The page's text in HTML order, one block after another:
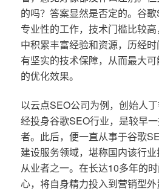
的吗？答案显然是否定的。谷
专业性的工作，技术门槛比较
中积累丰富经验和资源，历经
有坚实的技术保障，从而最大
的优化效果。
以云点SEO公司为例，创始人
经投身谷歌SEO行业，是较早
者。此后，便一直从事于谷歌
建设服务领域，堪称国内该行
从业者之一。在长达10多年的
心，将自身精力投入到营销型